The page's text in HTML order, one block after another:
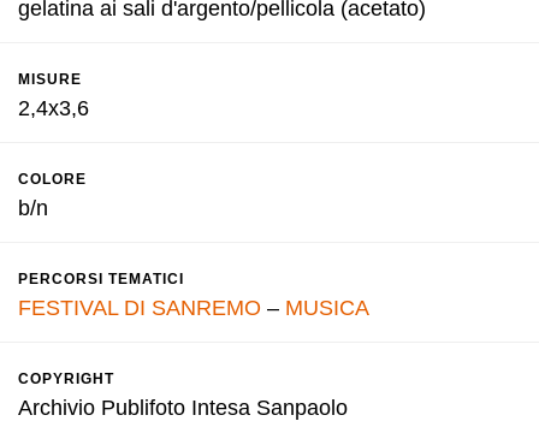
gelatina ai sali d'argento/pellicola (acetato)
MISURE
2,4x3,6
COLORE
b/n
PERCORSI TEMATICI
FESTIVAL DI SANREMO – MUSICA
COPYRIGHT
Archivio Publifoto Intesa Sanpaolo